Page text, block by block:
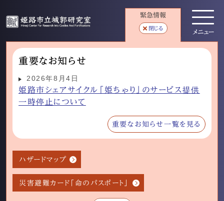
緊急情報
閉じる
重要なお知らせ
2026年8月4日
姫路市シェアサイクル「姫ちゃり」のサービス提供
一時停止について
重要なお知らせ一覧を見る
ハザードマップ
災害避難カード「命のパスポート」
メニュー